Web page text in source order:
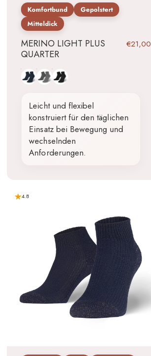
Komfortbund
Gepolstert
Mitteldick
MERINO LIGHT PLUS
QUARTER
€21,00
Dunkelblau
GrauSchwarz
Leicht und flexibel
konstruiert für den täglichen
Einsatz bei Bewegung und
wechselnden
Anforderungen.
4.8